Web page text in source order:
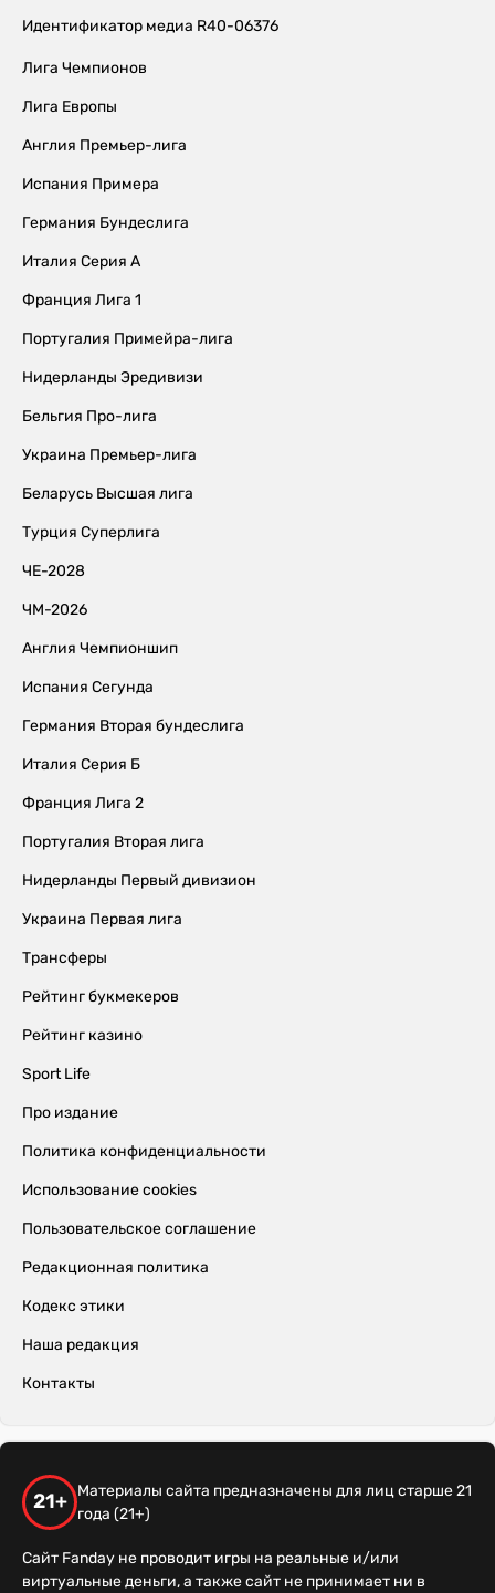
Идентификатор медиа R40-06376
Лига Чемпионов
Лига Европы
Англия Премьер-лига
Испания Примера
Германия Бундеслига
Италия Серия А
Франция Лига 1
Португалия Примейра-лига
Нидерланды Эредивизи
Бельгия Про-лига
Украина Премьер-лига
Беларусь Высшая лига
Турция Суперлига
ЧЕ-2028
ЧМ-2026
Англия Чемпионшип
Испания Сегунда
Германия Вторая бундеслига
Италия Серия Б
Франция Лига 2
Португалия Вторая лига
Нидерланды Первый дивизион
Украина Первая лига
Трансферы
Рейтинг букмекеров
Рейтинг казино
Sport Life
Про издание
Политика конфиденциальности
Использование cookies
Пользовательское соглашение
Редакционная политика
Кодекс этики
Наша редакция
Контакты
21+
Материалы сайта предназначены для лиц старше 21
года (21+)
Сайт Fanday не проводит игры на реальные и/или
виртуальные деньги, а также сайт не принимает ни в